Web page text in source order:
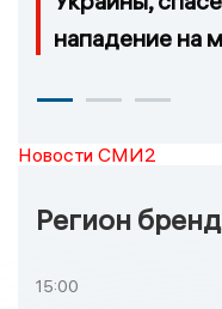
нападение на
Новости СМИ2
Регион бренд
15:00